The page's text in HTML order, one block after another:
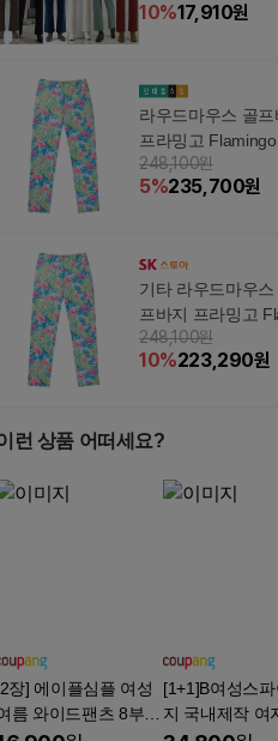
10%17,910원
라우드마우스 골
프라밍고
248,100원
5%235,700원
기타 라우드마우
프바지 프라밍고
248,100원
10%223,290원
런 상품 어떠세요?
장] 에이플심플 여성
름 와이드팬츠 8부 9
[1+1]B여성스
지 국내제작 여